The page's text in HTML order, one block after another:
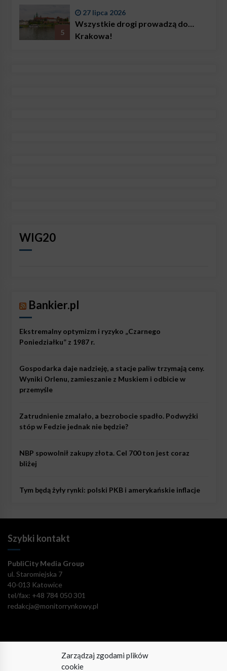
Zarządzaj zgodami plików
cookie
5
27 lipca 2026
Wszystkie drogi prowadzą do…
Krakowa!
WIG20
Bankier.pl
Ekstremalny optymizm i ryzyko „Czarnego
Poniedziałku” z 1987 r.
Gospodarka daje nadzieję, a stacje paliw trzymają ceny.
Wyniki Orlenu, zamieszanie z Muskiem i odbicie w
przemyśle
Zatrudnienie zmalało, a bezrobocie spadło. Podwyżki
stóp w Fedzie jednak nie będzie?
NBP spowolnił zakupy złota. Cel 700 ton jest coraz
bliżej
Tym będą żyły rynki: polski PKB i amerykańskie inflacje
Szybki kontakt
PubliCity Media Group
ul. Staromiejska 7
40-013 Katowice
tel/fax: +48 784 050 301
redakcja@monitorrynkowy.pl
Pozostańmy w kontakcie!